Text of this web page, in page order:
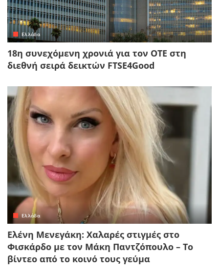
Ελλάδα
18η συνεχόμενη χρονιά για τον ΟΤΕ στη
διεθνή σειρά δεικτών FTSE4Good
Ελλάδα
Ελένη Μενεγάκη: Χαλαρές στιγμές στο
Φισκάρδο με τον Μάκη Παντζόπουλο – Το
βίντεο από το κοινό τους γεύμα